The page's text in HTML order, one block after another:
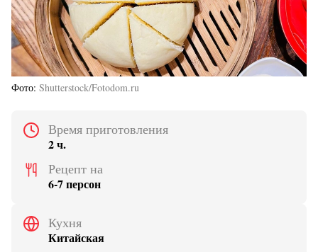
Фото Shutterstock/Fotodom.ru
Время приготовления
2 ч.
Рецепт на
6-7 персон
Кухня
Китайская